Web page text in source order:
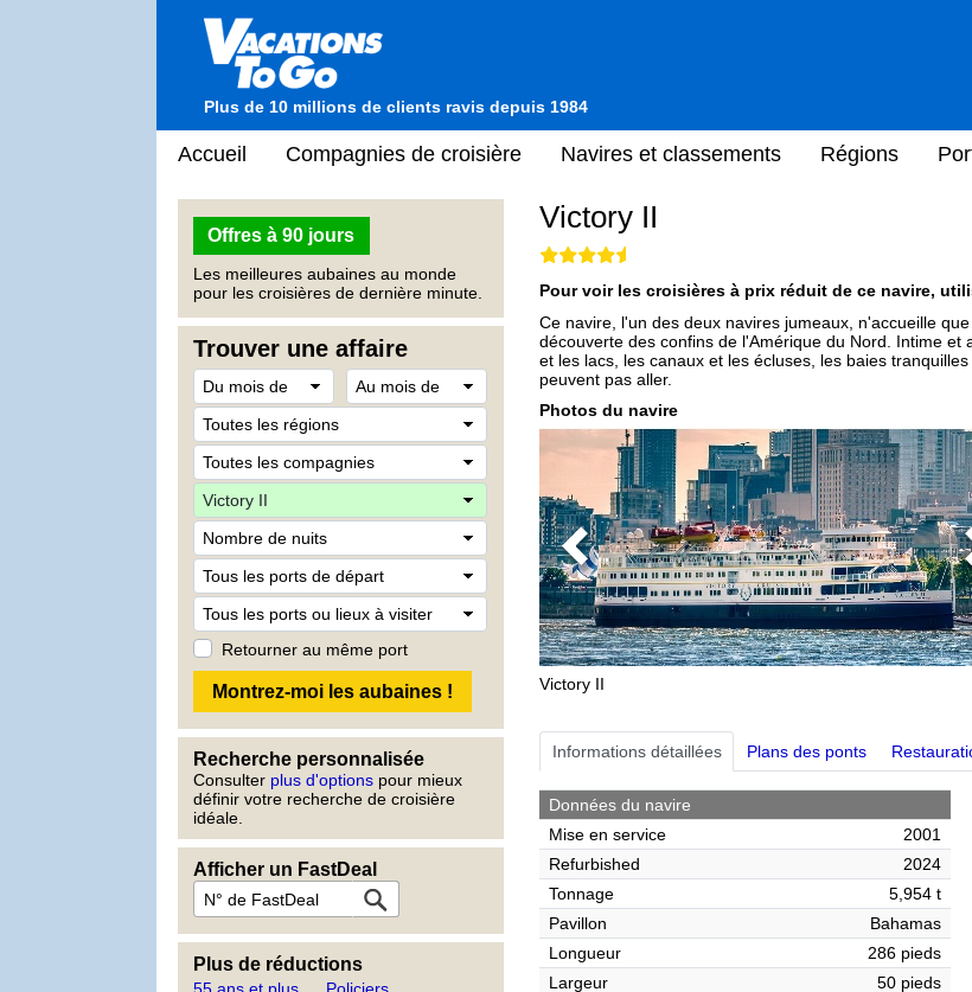
Plus de 10 millions de clients ravis depuis 1984
Accueil Compagnies de croisière Navires et classements Régions
Offres à 90 jours
Les meilleures aubaines au monde
pour les croisières de dernière minute.
Trouver une affaire
Retourner au même port
Recherche personnalisée
Consulter plus d'options pour mieux
définir votre recherche de croisière
idéale.
Afficher un FastDeal
Plus de réductions
Victory II
Pour voir les croisières à prix réduit de ce navire,
Ce navire, l'un des deux navires jumeaux, n'accueille
découverte des confins de l'Amérique du Nord. Intime
et les lacs, les canaux et les écluses, les baies
peuvent pas aller.
Photos du navire
Previous
Victory II
Informations détaillées Plans des ponts
Données du navire
Mise en service
2001
Refurbished
2024
Tonnage
5,954 t
Pavillon
Bahamas
Longueur
286 pieds
Largeur
50 pieds